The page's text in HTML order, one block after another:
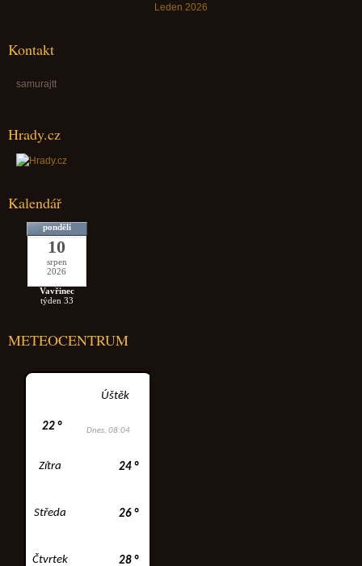
Leden 2026
Kontakt
samurajtt
Hrady.cz
Kalendář
pondělí
10
srpen
2026
Vavřinec
týden 33
METEOCENTRUM